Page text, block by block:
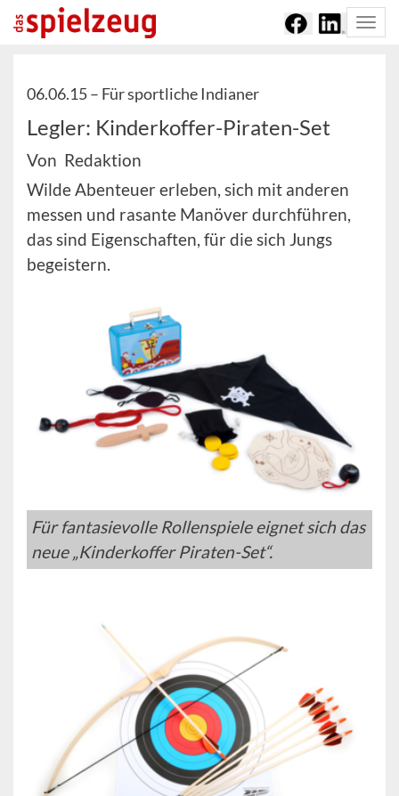
06.06.15 – Für sportliche Indianer
Legler: Kinderkoffer-Piraten-Set
Von Redaktion
Wilde Abenteuer erleben, sich mit anderen
messen und rasante Manöver durchführen,
das sind Eigenschaften, für die sich Jungs
begeistern.
Für fantasievolle Rollenspiele eignet sich das
neue „Kinderkoffer Piraten-Set“.